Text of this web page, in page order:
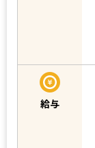
給与